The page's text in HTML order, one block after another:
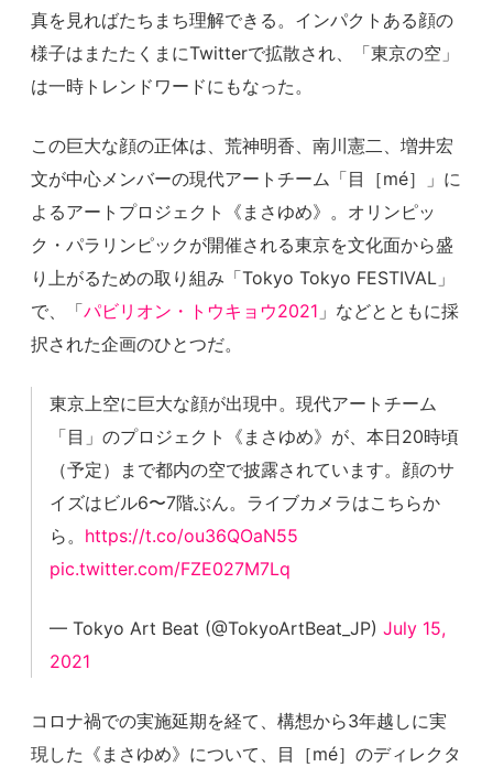
真を見ればたちまち理解できる。インパクトある顔の
様子はまたたくまにTwitterで拡散され、「東京の空」
は一時トレンドワードにもなった。
この巨大な顔の正体は、荒神明香、南川憲二、増井宏
文が中心メンバーの現代アートチーム「目［mé］」に
よるアートプロジェクト《まさゆめ》。オリンピッ
ク・パラリンピックが開催される東京を文化面から盛
り上がるための取り組み「Tokyo Tokyo FESTIVAL」
で、「パビリオン・トウキョウ2021 」などとともに採
択された企画のひとつだ。
東京上空に巨大な顔が出現中。現代アートチーム
「目」のプロジェクト《まさゆめ》が、本日20時頃
（予定）まで都内の空で披露されています。顔のサ
イズはビル6〜7階ぶん。ライブカメラはこちらか
ら。 https://t.co/ou36QOaN55
pic.twitter.com/FZE027M7Lq
— Tokyo Art Beat (@TokyoArtBeat_JP)July 15,
2021
コロナ禍での実施延期を経て、構想から3年越しに実
現した《まさゆめ》について、目［mé］のディレクタ